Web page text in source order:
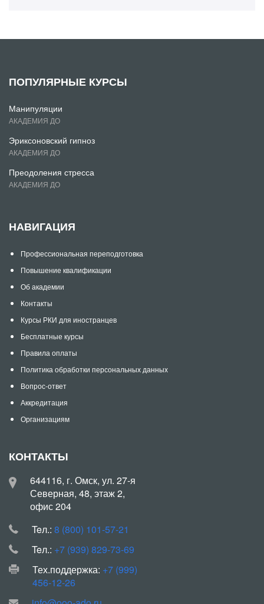
ПОПУЛЯРНЫЕ КУРСЫ
Манипуляции
АКАДЕМИЯ ДО
Эриксоновский гипноз
АКАДЕМИЯ ДО
Преодоления стресса
АКАДЕМИЯ ДО
НАВИГАЦИЯ
Профессиональная переподготовка
Повышение квалификации
Об академии
Контакты
Курсы РКИ для иностранцев
Бесплатные курсы
Правила оплаты
Политика обработки персональных данных
Вопрос-ответ
Аккредитация
Организациям
КОНТАКТЫ
644116, г. Омск, ул. 27-я
Северная, 48, этаж 2,
офис 204
Teл.: 8 (800) 101-57-21
Teл.: +7 (939) 829-73-69
Тех.поддержка: +7 (999)
456-12-26